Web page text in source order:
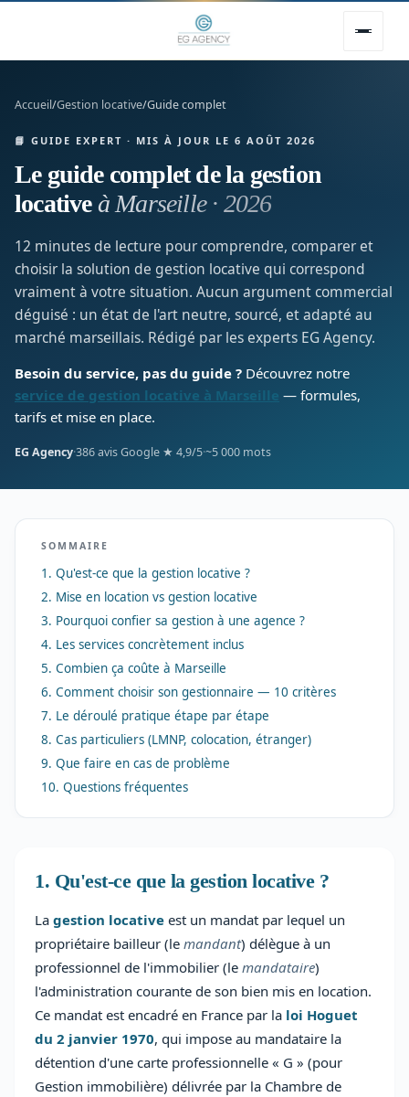
Accueil/Gestion locative/Guide complet
📘 GUIDE EXPERT · MIS À JOUR LE 6 AOÛT 2026
Le guide complet de la gestion
locativeà Marseille · 2026
12 minutes de lecture pour comprendre, comparer et
choisir la solution de gestion locative qui correspond
vraiment à votre situation. Aucun argument commercial
déguisé : un état de l'art neutre, sourcé, et adapté au
marché marseillais. Rédigé par les experts EG Agency.
Besoin du service, pas du guide ? Découvrez notre
service de gestion locative à Marseille — formules,
tarifs et mise en place.
EG Agency·386 avis Google ★ 4,9/5·~5 000 mots
SOMMAIRE
1. Qu'est-ce que la gestion locative ?
2. Mise en location vs gestion locative
3. Pourquoi confier sa gestion à une agence ?
4. Les services concrètement inclus
5. Combien ça coûte à Marseille
6. Comment choisir son gestionnaire — 10 critères
7. Le déroulé pratique étape par étape
8. Cas particuliers (LMNP, colocation, étranger)
9. Que faire en cas de problème
10. Questions fréquentes
1. Qu'est-ce que la gestion locative ?
La gestion locative est un mandat par lequel un
propriétaire bailleur (le mandant) délègue à un
professionnel de l'immobilier (le mandataire)
l'administration courante de son bien mis en location.
Ce mandat est encadré en France par la loi Hoguet
du 2 janvier 1970, qui impose au mandataire la
détention d'une carte professionnelle « G » (pour
Gestion immobilière) délivrée par la Chambre de